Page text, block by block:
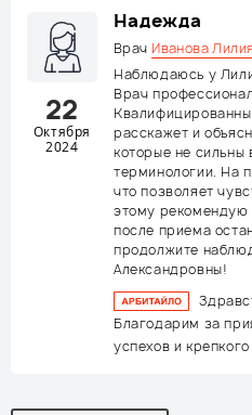
22
Октября
2024
Надежда
Врач Иванова
Наблюдаюсь у
Врач
расскажет и
которые не сильны
терминологии. На
что позволяет
этому рекомендую
после приема
продолжите
Александровны!
Благодарим за
успехов и